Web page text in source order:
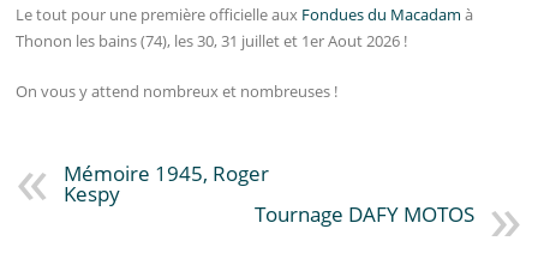
Le tout pour une première officielle aux Fondues du Macadam à
Thonon les bains (74), les 30, 31 juillet et 1er Aout 2026 !
On vous y attend nombreux et nombreuses !
Mémoire 1945, Roger
Kespy
Tournage DAFY MOTOS